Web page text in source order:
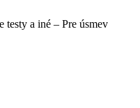
a iné – Pre úsmev